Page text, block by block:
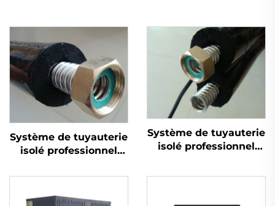
Système de tuyauterie
isolé professionnel
collecteur solaire
Système de tuyauterie
isolé professionnel
collecteur solaire